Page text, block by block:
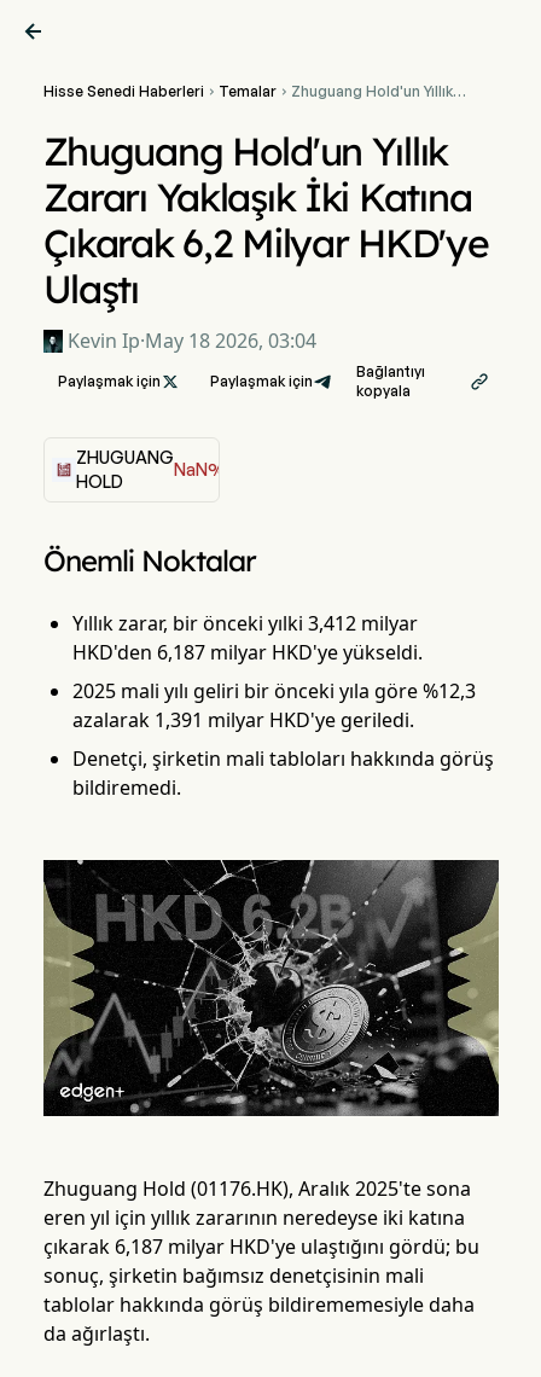

Hisse Senedi Haberleri  Temalar Zhuguang Hold'un Yıllık
Ulaştı
Zhuguang Hold'un Yıllık
Zararı Yaklaşık İki Katına
Çıkarak 6,2 Milyar HKD'ye
Ulaştı
Kevin Ip·May 18 2026, 03:04
Paylaşmak için  Paylaşmak için
Bağlantıyı
kopyala

ZHUGUANG
HOLD
NaN%
Önemli Noktalar
Yıllık zarar, bir önceki yılki 3,412 milyar
HKD'den 6,187 milyar HKD'ye yükseldi.
2025 mali yılı geliri bir önceki yıla göre %12,3
azalarak 1,391 milyar HKD'ye geriledi.
Denetçi, şirketin mali tabloları hakkında görüş
bildiremedi.
Zhuguang Hold (01176.HK), Aralık 2025'te sona
eren yıl için yıllık zararının neredeyse iki katına
çıkarak 6,187 milyar HKD'ye ulaştığını gördü; bu
sonuç, şirketin bağımsız denetçisinin mali
tablolar hakkında görüş bildirememesiyle daha
da ağırlaştı.